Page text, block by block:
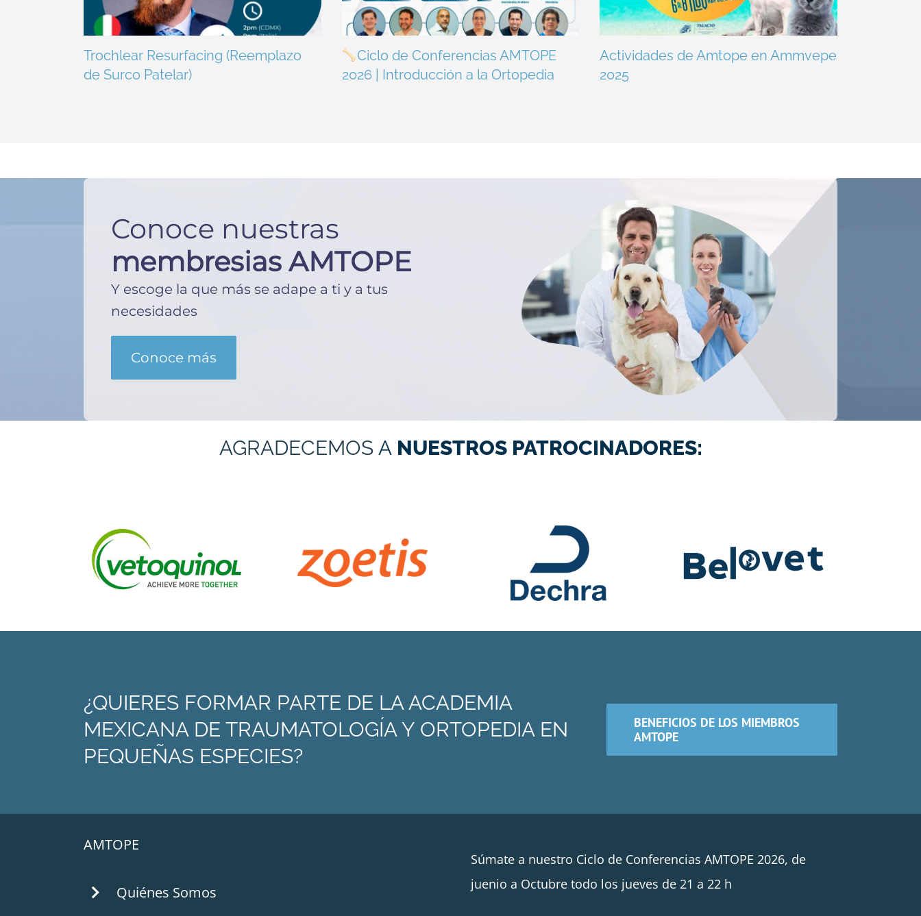
Trochlear Resurfacing (Reemplazo
de Surco Patelar)
Ciclo de Conferencias AMTOPE
2026 | Introducción a la Ortopedia
Actividades de Amtope en Ammvepe
2025
Conoce nuestras
membresias AMTOPE
Y escoge la que más se adape a ti y a tus
necesidades
Conoce más
AGRADECEMOS A NUESTROS PATROCINADORES:
¿QUIERES FORMAR PARTE DE LA ACADEMIA
MEXICANA DE TRAUMATOLOGÍA Y ORTOPEDIA EN
PEQUEÑAS ESPECIES?
BENEFICIOS DE LOS MIEMBROS
AMTOPE
AMTOPE
Quiénes Somos
Súmate a nuestro Ciclo de Conferencias AMTOPE 2026, de
juenio a Octubre todo los jueves de 21 a 22 h